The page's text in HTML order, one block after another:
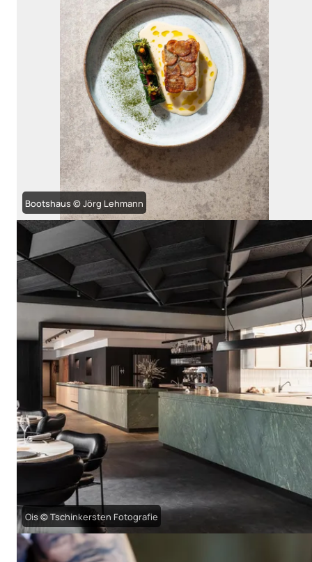
Bootshaus © Jörg Lehmann
Ois © Tschinkersten Fotografie